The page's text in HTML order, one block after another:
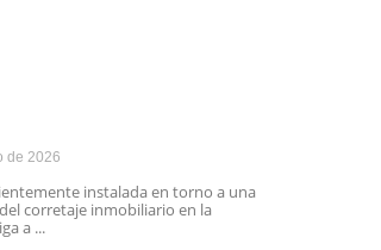
de 2026
instalada en torno a una
corretaje inmobiliario en la
a ...